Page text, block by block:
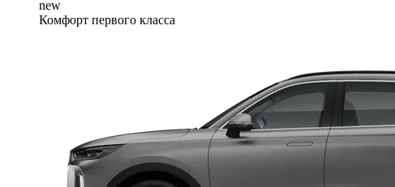
new
Комфорт первого класса